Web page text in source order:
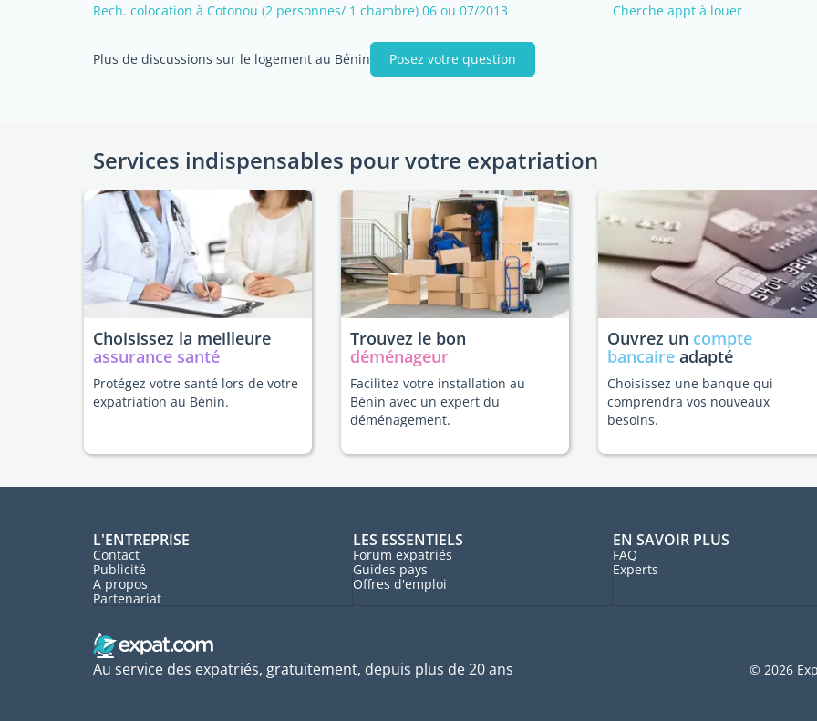
Rech. colocation à Cotonou (2 personnes/ 1 chambre) 06 ou 07/2013
Cherche appt à louer
Plus de discussions sur le logement au Bénin Posez votre question
Services indispensables pour votre expatriation
Choisissez la meilleure
assurance santé
Protégez votre santé lors de votre
expatriation au Bénin.
Trouvez le bon
déménageur
Facilitez votre installation au
Bénin avec un expert du
déménagement.
Ouvrez un compte
bancaire adapté
Choisissez une banque qui
comprendra vos nouveaux
besoins.
L'ENTREPRISE
Contact
Publicité
A propos
Partenariat
LES ESSENTIELS
Forum expatriés
Guides pays
Offres d'emploi
EN SAVOIR PLUS
FAQ
Experts
Au service des expatriés, gratuitement, depuis plus de 20 ans © 2026